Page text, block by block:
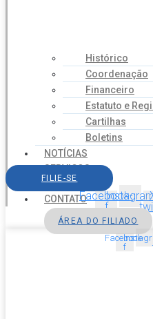
Histórico
Coordenação
Financeiro
Estatuto e
Cartilhas
Boletins
NOTÍCIAS
SERVIÇOS
AGENDA
CONTATO
FILIE-SE
Facebook-
f
ÁREA DO FILIADO
Facebook-
f